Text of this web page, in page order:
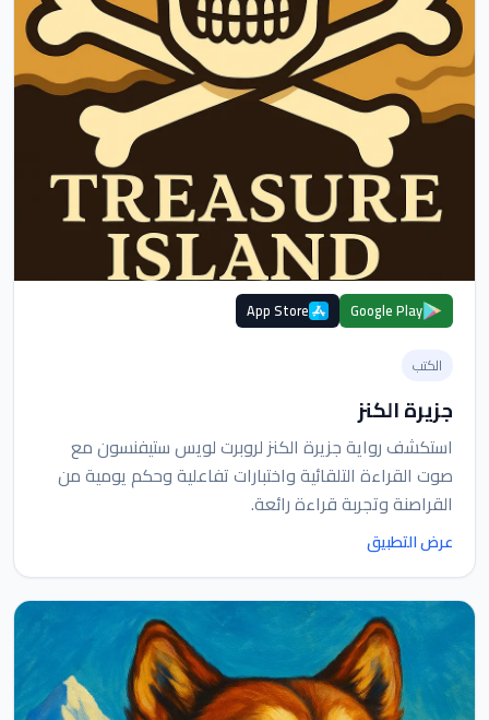
Google Play
App Store
الكتب
جزيرة الكنز
استكشف رواية جزيرة الكنز لروبرت لويس ستيفنسون مع
صوت القراءة التلقائية واختبارات تفاعلية وحكم يومية من
القراصنة وتجربة قراءة رائعة.
عرض التطبيق